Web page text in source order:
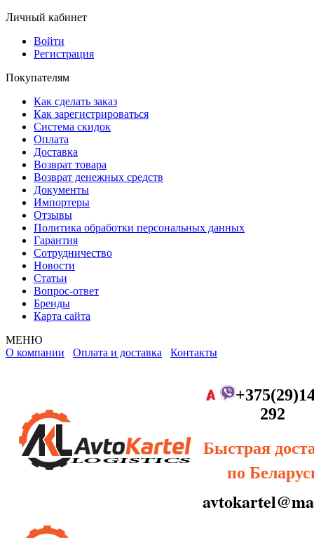
Личный кабинет
Войти
Регистрация
Покупателям
Как сделать заказ
Как зарегистрироваться
Система скидок
Оплата
Доставка
Возврат товара
Возврат денежных средств
Документы
Импортеры
Отзывы
Политика обработки персональных данных
Гарантия
Сотрудничество
Новости
Статьи
Вопрос-ответ
Бренды
Карта сайта
МЕНЮ
О компании Оплата и доставка Контакты
292
Быстрая
по